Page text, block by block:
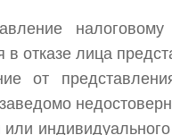
в отказе лица
от
или